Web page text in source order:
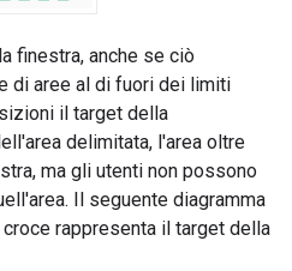
finestra, anche se ciò
di aree al di fuori dei limiti
il target della
delimitata, l'area oltre
ma gli utenti non possono
Il seguente diagramma
rappresenta il target della